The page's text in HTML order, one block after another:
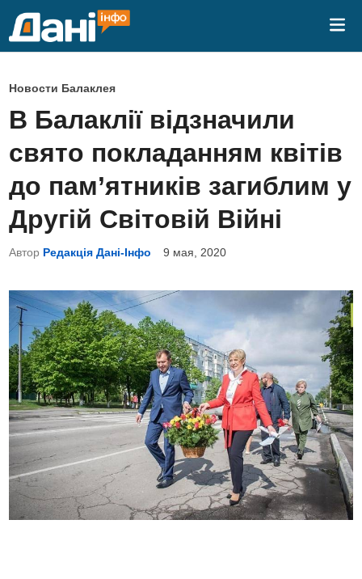
О
п
у
б
л
и
к
о
а
о
в
Новости Балаклея
В Балаклії відзначили
свято покладанням квітів
до пам’ятників загиблим у
Другій Світовій Війні
Автор Редакція Дані-Інфо 9 мая, 2020